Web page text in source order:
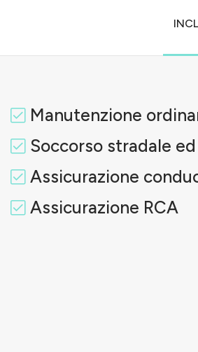
Manutenzione
Soccorso stradale
Assicurazione
Assicurazione RCA